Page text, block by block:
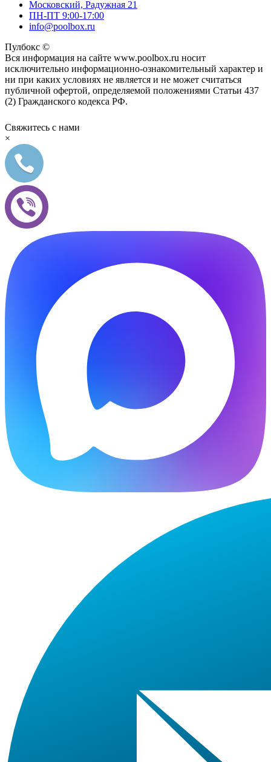
Московский, Радужная 21
ПН-ПТ 9:00-17:00
info@poolbox.ru
Пулбокс ©
Вся информация на сайте www.poolbox.ru носит
исключительно информационно-ознакомительный характер и
ни при каких условиях не является и не может считаться
публичной офертой, определяемой положениями Статьи 437
(2) Гражданского кодекса РФ.
Свяжитесь с нами
×